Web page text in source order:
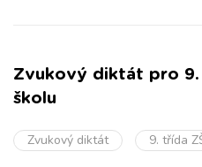
Zvukový diktát pro
školu
Zvukový diktát 9. třída